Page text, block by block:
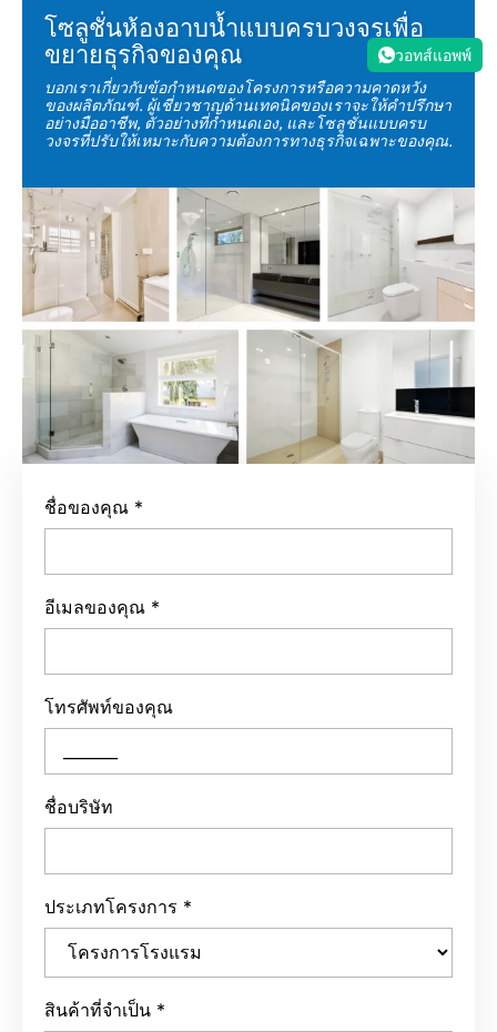
โซลูชั่นห้องอาบน้ำแบบครบวงจรเพื่อ
ขยายธุรกิจของคุณ
บอกเราเกี่ยวกับข้อกำหนดของโครงการหรือความคาดหวัง
ของผลิตภัณฑ์. ผู้เชี่ยวชาญด้านเทคนิคของเราจะให้คำปรึกษา
อย่างมืออาชีพ, ตัวอย่างที่กำหนดเอง, และโซลูชั่นแบบครบ
วงจรที่ปรับให้เหมาะกับความต้องการทางธุรกิจเฉพาะของคุณ.
ชื่อของคุณ *
อีเมลของคุณ *
โทรศัพท์ของคุณ
ชื่อบริษัท
ประเภทโครงการ *
สินค้าที่จำเป็น *
วอทส์แอพพ์